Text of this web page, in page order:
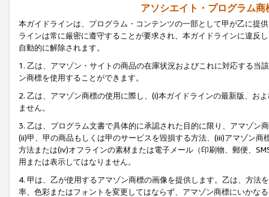
アソシエイト・プログラム
本ガイドラインは、プログラム・コンテンツの一部として甲が乙に提
ラインは常に厳密に遵守することが要求され、本ガイドラインに違反
自動的に解除されます。
1. 乙は、アマゾン・サイトの商品の在庫状況およびこれに対応する
ン商標を使用することができます。
2. 乙は、アマゾン商標の使用に際し、(i)本ガイドラインの最新版、お
ません。
3. 乙は、プログラム文書で具体的に承認された目的に限り、アマゾン
(ii)甲、甲の商品もしくは甲のサービスを毀損する方法、(iii)アマゾン
方法または(iv)オフラインの素材または電子メール（印刷物、郵便、
用または表示してはなりません。
4. 甲は、乙が使用するアマゾン商標の画像を提供します。乙は、方
率、色彩またはフォントを変更してはならず、アマゾン商標にいかな